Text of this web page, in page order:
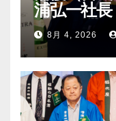
浦弘一社長
8月 4, 2026